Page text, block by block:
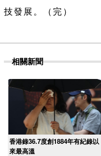
技發展。（完）
相關新聞
香港錄36.7度創1884年有紀錄以
來最高溫